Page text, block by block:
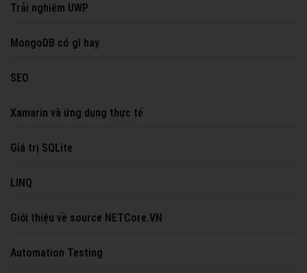
Trải nghiệm UWP
MongoDB có gì hay
SEO
Xamarin và ứng dụng thực tế
Giá trị SQLite
LINQ
Giới thiệu về source NETCore.VN
Automation Testing